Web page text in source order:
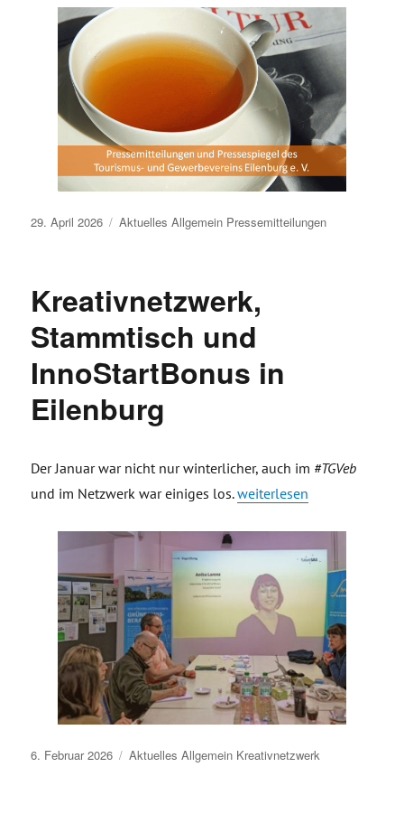
Veröffentlicht
29. April 2026 Aktuelles Allgemein Pressemitteilungen
Kreativnetzwerk,
Stammtisch und
InnoStartBonus in
Eilenburg
Der Januar war nicht nur winterlicher, auch im #TGVeb
und im Netzwerk war einiges los.„Kreativnetzwerk,
weiterlesen
Veröffentlicht
6. Februar 2026 Aktuelles Allgemein Kreativnetzwerk